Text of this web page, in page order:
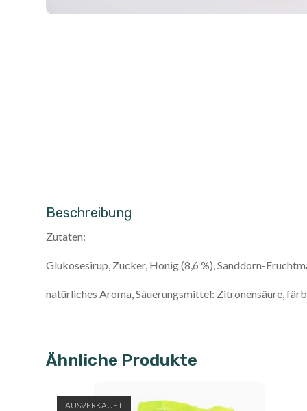
Beschreibung
Zutaten:
Glukosesirup, Zucker, Honig (8,6 %), Sanddorn-
natürliches Aroma, Säuerungsmittel: Zitronensäure,
Ähnliche Produkte
AUSVERKAUFT